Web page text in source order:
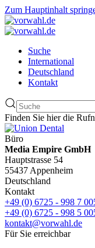
Zum Hauptinhalt
Suche
International
Deutschland
Kontakt
Finden Sie hier die
Büro
Media Empire GmbH
Hauptstrasse 54
55437 Appenheim
Deutschland
Kontakt
+49 (0) 6725 - 998 7
+49 (0) 6725 - 998 5
kontakt@vorwahl.de
Für Sie erreichbar